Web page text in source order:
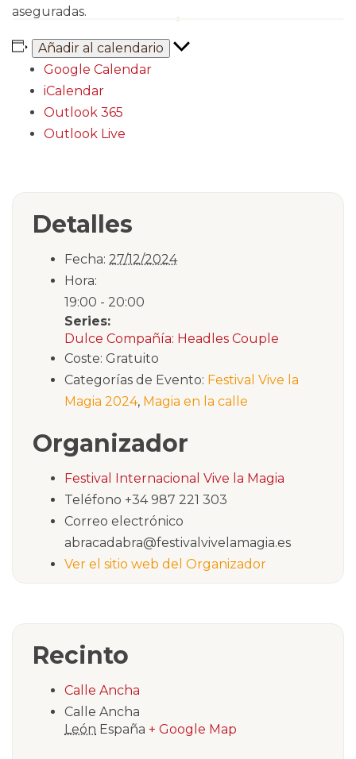
aseguradas.
Añadir al calendario
Google Calendar
iCalendar
Outlook 365
Outlook Live
Detalles
Fecha: 27/12/2024
Hora:
19:00 - 20:00
Series:
Dulce Compañía: Headles Couple
Coste: Gratuito
Categorías de Evento: Festival Vive la
Magia 2024, Magia en la calle
Organizador
Festival Internacional Vive la Magia
Teléfono +34 987 221 303
Correo electrónico
abracadabra@festivalvivelamagia.es
Ver el sitio web del Organizador
Recinto
Calle Ancha
Calle Ancha
León España + Google Map